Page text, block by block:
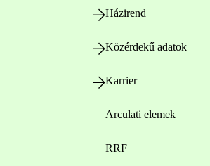
Házirend
Közérdekű adatok
Karrier
Arculati elemek
RRF